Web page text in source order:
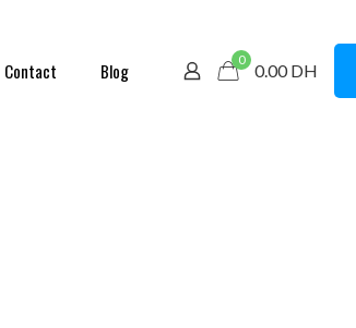
Contact Blog 0
0.00DH